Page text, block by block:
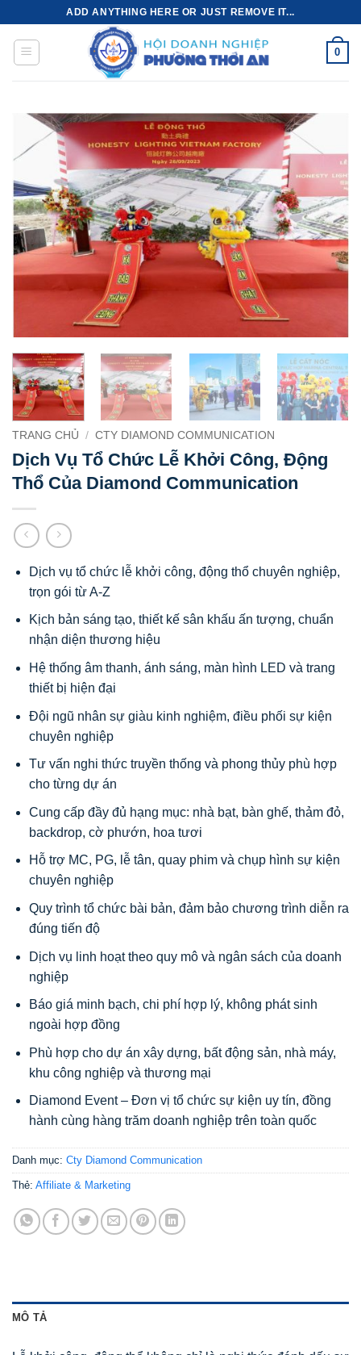
dung
ADD ANYTHING HERE OR JUST REMOVE IT...
0
TRANG CHỦ / CTY DIAMOND COMMUNICATION
Dịch Vụ Tổ Chức Lễ Khởi Công, Động
Thổ Của Diamond Communication
Dịch vụ tổ chức lễ khởi công, động thổ chuyên nghiệp,
trọn gói từ A-Z
Kịch bản sáng tạo, thiết kế sân khấu ấn tượng, chuẩn
nhận diện thương hiệu
Hệ thống âm thanh, ánh sáng, màn hình LED và trang
thiết bị hiện đại
Đội ngũ nhân sự giàu kinh nghiệm, điều phối sự kiện
chuyên nghiệp
Tư vấn nghi thức truyền thống và phong thủy phù hợp
cho từng dự án
Cung cấp đầy đủ hạng mục: nhà bạt, bàn ghế, thảm đỏ,
backdrop, cờ phướn, hoa tươi
Hỗ trợ MC, PG, lễ tân, quay phim và chụp hình sự kiện
chuyên nghiệp
Quy trình tổ chức bài bản, đảm bảo chương trình diễn ra
đúng tiến độ
Dịch vụ linh hoạt theo quy mô và ngân sách của doanh
nghiệp
Báo giá minh bạch, chi phí hợp lý, không phát sinh
ngoài hợp đồng
Phù hợp cho dự án xây dựng, bất động sản, nhà máy,
khu công nghiệp và thương mại
Diamond Event – Đơn vị tổ chức sự kiện uy tín, đồng
hành cùng hàng trăm doanh nghiệp trên toàn quốc
Danh mục: Cty Diamond Communication
Thẻ: Affiliate & Marketing
MÔ TẢ